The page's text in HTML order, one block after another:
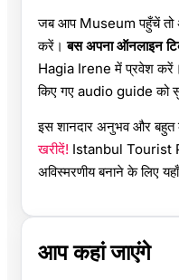
जब आप Museum पहुँचें तो
करें।बस अपना ऑनलाइन
Hagia Irene में प्रवेश करें।
किए गए audio guide को
इस शानदार अनुभव और
खरीदें! Istanbul Tourist
अविस्मरणीय बनाने के लिए
आप कहां जाएंगे